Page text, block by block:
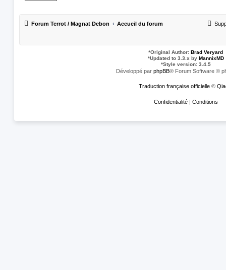
Forum Terrot / Magnat Debon Accueil du forum
*Original Author: Brad Veryard
*Updated to 3.3.x by MannixMD
*Style version: 3.4.5
Développé par phpBB® Forum Software ©
Traduction française officielle©
Confidentialité | Conditions